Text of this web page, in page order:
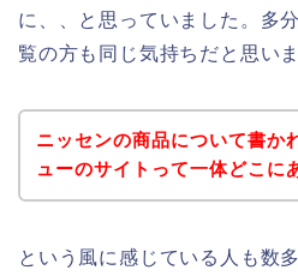
に、、と思っていました。多
覧の方も同じ気持ちだと思い
ニッセンの商品について書か
ューのサイトって一体どこに
という風に感じている人も数